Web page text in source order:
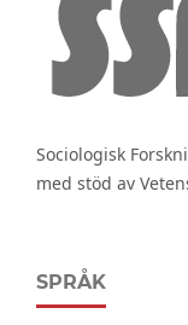
Sociologisk
med stöd av
SPRÅK